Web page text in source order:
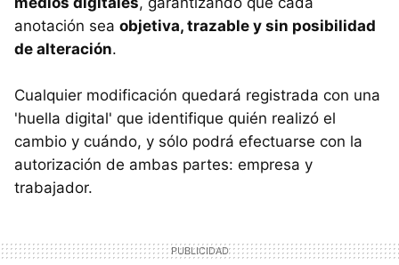
anotación sea objetiva, trazable y sin posibilidad
de alteración.
Cualquier modificación quedará registrada con una
'huella digital' que identifique quién realizó el
cambio y cuándo, y sólo podrá efectuarse con la
autorización de ambas partes: empresa y
trabajador.